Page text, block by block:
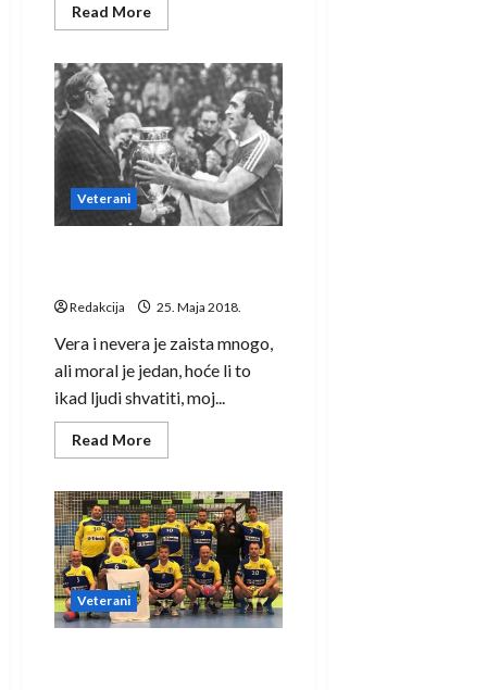
Read MoreRead
more
broj
ekipa
na
turniru
rukometnih
veterana
u
Tuzli
Veterani
Redakcija 25. Maja 2018.
Vera i nevera je zaista mnogo,
ali moral je jedan, hoće li to
ikad ljudi shvatiti, moj...
Read MoreRead
more
kao
Karalić
Veličanstveni
Veterani